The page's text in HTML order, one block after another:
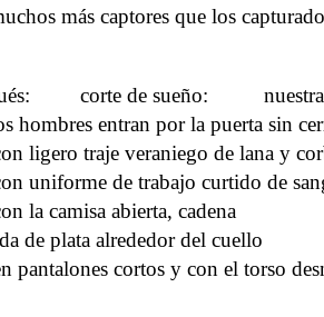
más captores que los
corte de sueño: nuestra
hombres entran por la puerta sin
ligero traje veraniego de lana y
uniforme de trabajo curtido de
la camisa abierta, cadena
de plata alrededor del cuello
pantalones cortos y con el torso